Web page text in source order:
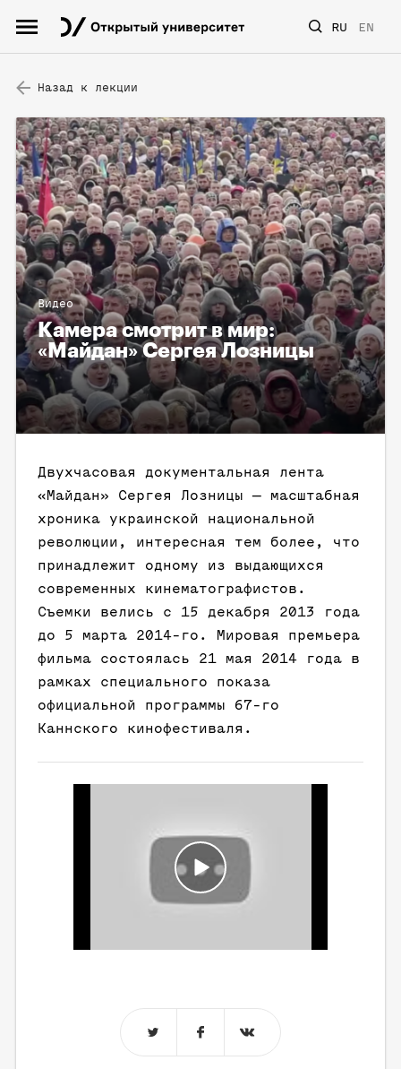
RU EN
Назад к лекции
Видео
Камера смотрит в мир:
«Майдан» Сергея Лозницы
Двухчасовая документальная лента
«Майдан» Сергея Лозницы — масштабная
хроника украинской национальной
революции, интересная тем более, что
принадлежит одному из выдающихся
современных кинематографистов.
Съемки велись с 15 декабря 2013 года
до 5 марта 2014-го. Мировая премьера
фильма состоялась 21 мая 2014 года в
рамках специального показа
официальной программы 67-го
Каннского кинофестиваля.